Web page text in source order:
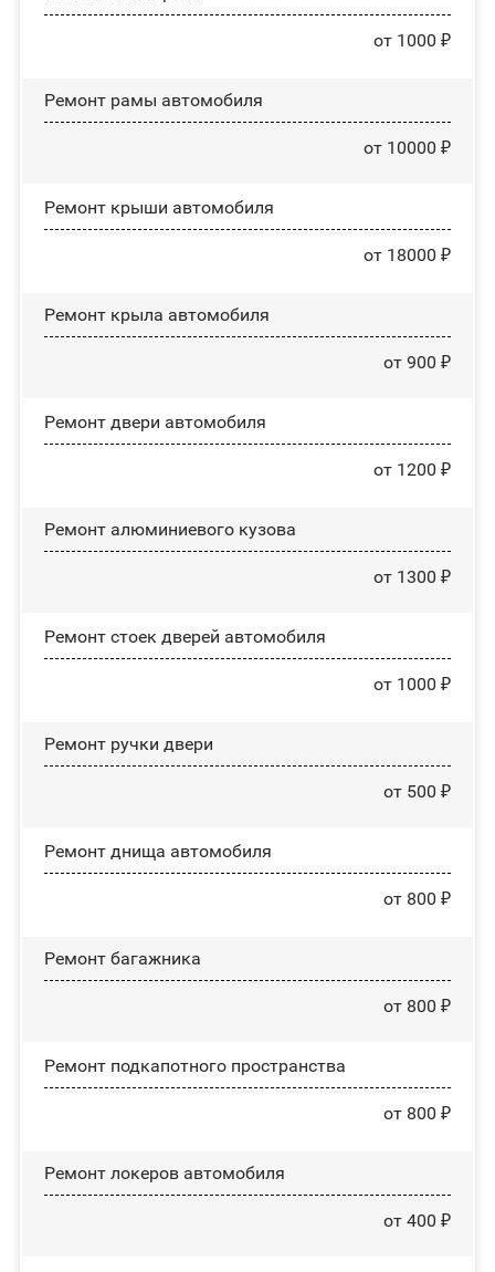
от 1000 ₽
Ремонт рамы автомобиля
от 10000 ₽
Ремонт крыши автомобиля
от 18000 ₽
Ремонт крыла автомобиля
от 900 ₽
Ремонт двери автомобиля
от 1200 ₽
Ремонт алюминиевого кузова
от 1300 ₽
Ремонт стоек дверей автомобиля
от 1000 ₽
Ремонт ручки двери
от 500 ₽
Ремонт днища автомобиля
от 800 ₽
Ремонт багажника
от 800 ₽
Ремонт подкапотного пространства
от 800 ₽
Ремонт лoĸepoв автомобиля
от 400 ₽